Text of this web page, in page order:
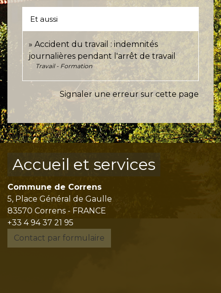
Et aussi
Accident du travail : indemnités
journalières pendant l'arrêt de travail
Travail - Formation
Signaler une erreur sur cette page
Accueil et services
Commune de Correns
5, Place Général de Gaulle
83570 Correns - FRANCE
+33 4 94 37 21 95
Contact par formulaire